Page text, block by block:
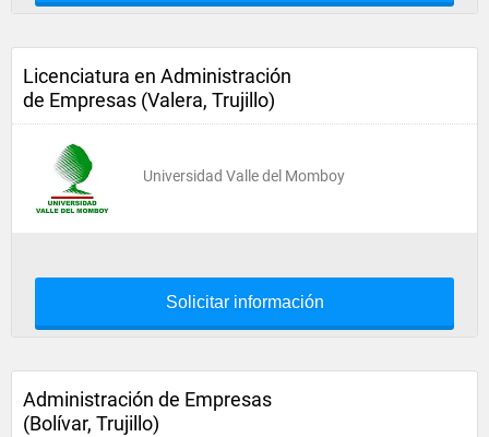
Licenciatura en Administración
de Empresas (Valera, Trujillo)
Universidad Valle del Momboy
Solicitar información
Administración de Empresas
(Bolívar, Trujillo)